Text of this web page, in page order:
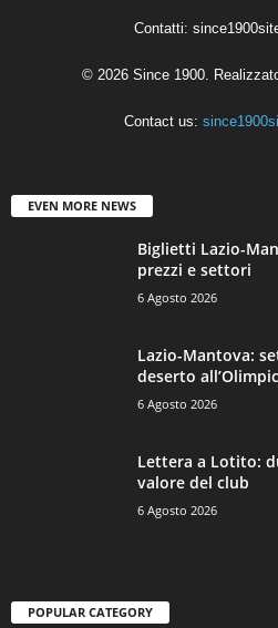
Contatti:
© 2026 Since 1900.
Contact us:
EVEN MORE NEWS
Biglietti Lazio-
prezzi e settori
6 Agosto 2026
Lazio-Mantova:
deserto
6 Agosto 2026
Lettera a Lotito:
valore del club
6 Agosto 2026
POPULAR CATEGORY